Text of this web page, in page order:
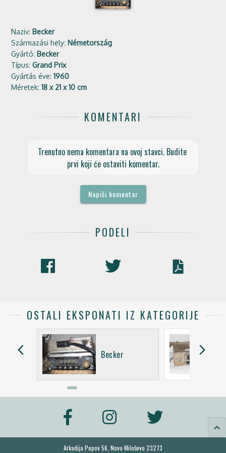
Naziv: Becker
Származási hely: Németország
Gyártó: Becker
Típus:Grand Prix
Gyártás éve:1960
Méretek:18 x 21 x 10 cm
KOMENTARI
Trenutno nema komentara na ovoj stavci. Budite
prvi koji će ostaviti komentar.
Napiši komentar
PODELI
OSTALI EKSPONATI IZ KATEGORIJE
arrow_back_ios Becker arrow_forward_ios
keyboard_arrow_up
Arkadija Popov 56, Novo Miloševo 23273